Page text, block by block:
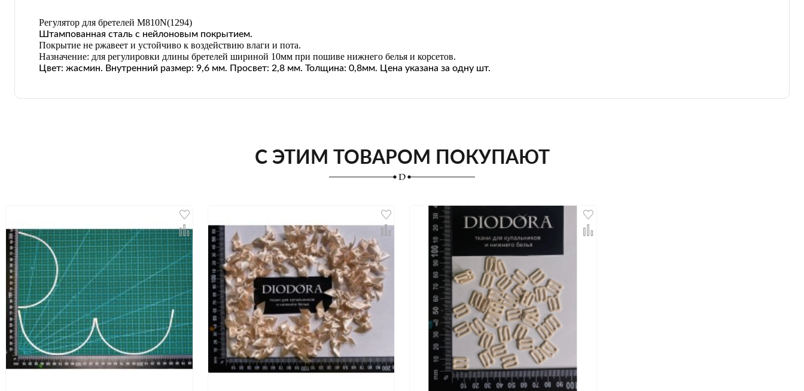
Регулятор для бретелей M810N(1294)
Штампованная сталь с нейлоновым покрытием.
Покрытие не ржавеет и устойчиво к воздействию влаги и пота.
Назначение: для регулировки длины бретелей шириной 10мм при пошиве нижнего белья и корсетов.
Цвет: жасмин. Внутренний размер: 9,6 мм. Просвет: 2,8 мм. Толщина: 0,8мм. Цена указана за одну шт.
С ЭТИМ ТОВАРОМ ПОКУПАЮТ